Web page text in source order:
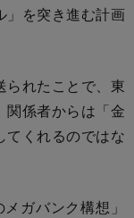
」を突き進む計画
れたことで、東
関係者からは「金
てくれるのではな
ガバンク構想」